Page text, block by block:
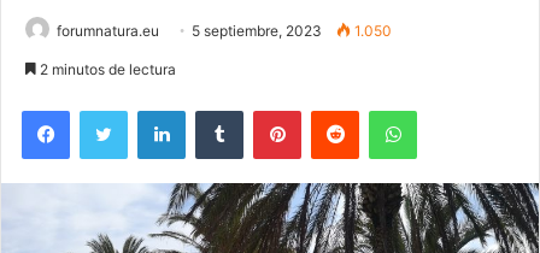
forumnatura.eu 5 septiembre, 2023 1.050
2 minutos de lectura
FacebookTwitter LinkedInTumblr PinterestReddit WhatsApp